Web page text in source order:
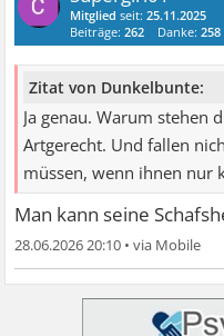
Mitglied seit:25.11.2025
Beiträge:262 Danke:258
Zitat von Dunkelbunte:
Ja genau. Warum stehen
Artgerecht. Und fallen
müssen, wenn ihnen nur
Man kann seine
28.06.2026 20:10 •